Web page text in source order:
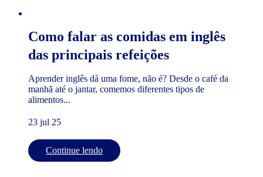
Como falar as comidas em inglês
das principais refeições
Aprender inglês dá uma fome, não é? Desde o café da
manhã até o jantar, comemos diferentes tipos de
alimentos...
23 jul 25
Continue lendo